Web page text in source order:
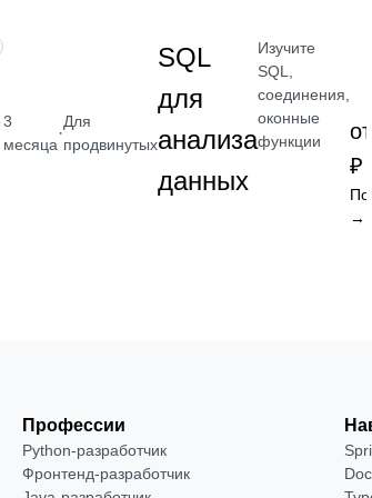
НАВЫК
3
месяца
·
Для
продвинутых
SQL
для
анализа
данных
Изучите
SQL,
соединения,
оконные
функции
₽
→
Профессии
Python-разработчик
Фронтенд-разработчик